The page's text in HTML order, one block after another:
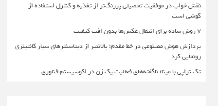
نقش خواب در موفقیت تحصیلی پررنگ‌تر از تغذیه و کنترل استفاده از
گوشی است
۷ روش ساده برای انتقال عکس‌ها بدون افت کیفیت
پردازش هوش مصنوعی در خط مقدم؛ پالانتیر از دیتاسنترهای سیار کانتینری
رونمایی کرد
تک تراپی با مینا؛ ناگفته‌های فعالیت یک زن در اکوسیستم فناوری